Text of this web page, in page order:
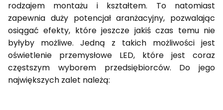
rodzajem montażu i kształtem. To natomiast
zapewnia duży potencjał aranżacyjny, pozwalając
osiągać efekty, które jeszcze jakiś czas temu nie
byłyby możliwe. Jedną z takich możliwości jest
oświetlenie przemysłowe LED, które jest coraz
częstszym wyborem przedsiębiorców. Do jego
największych zalet należą: